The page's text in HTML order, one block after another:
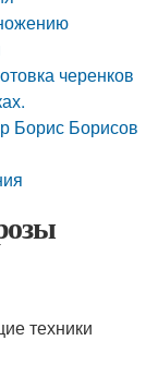
черенков
Борис Борисов
техники